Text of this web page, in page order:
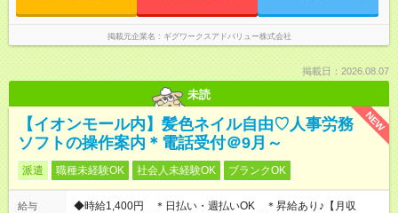
掲載元企業名 ギグワークスアドバリュー株式会社
掲載日：2026.08.07
未読
NEW
【イオンモール内】髪色ネイル自由♡人事労務
ソフトの操作案内＊電話受付＠9月～
派遣 職種未経験OK 社会人未経験OK ブランクOK
給与
◆時給1,400円 ＊日払い・週払いOK ＊昇給あり♪【月収